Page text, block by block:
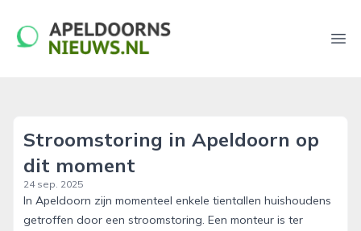
apeldoornsnieuws.nl
Stroomstoring in Apeldoorn op
dit moment
24 sep. 2025
In Apeldoorn zijn momenteel enkele tientallen huishoudens
getroffen door een stroomstoring. Een monteur is ter